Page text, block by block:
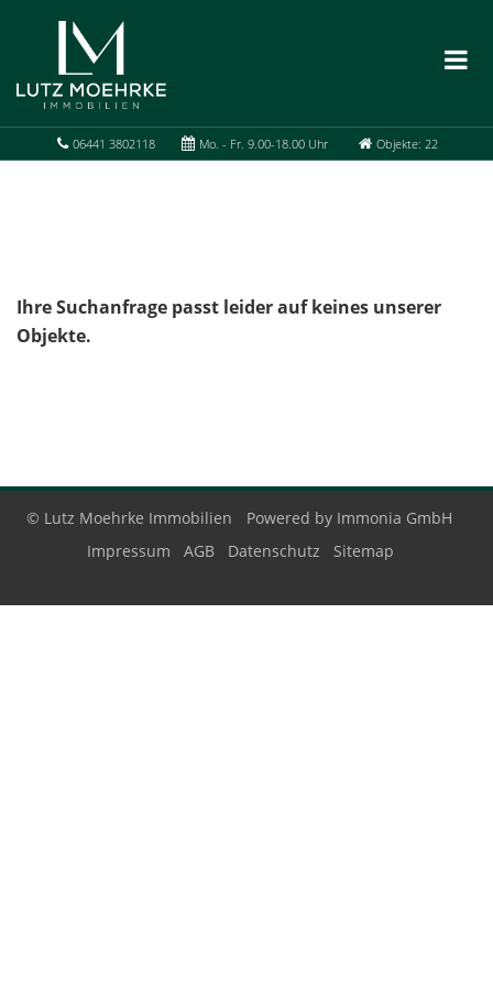
06441 3802118 Mo. - Fr. 9.00-18.00 Uhr Objekte: 22
Ihre Suchanfrage passt leider auf keines unserer
Objekte.
© Lutz Moehrke Immobilien
Powered by Immonia GmbH
Impressum
AGB Datenschutz Sitemap